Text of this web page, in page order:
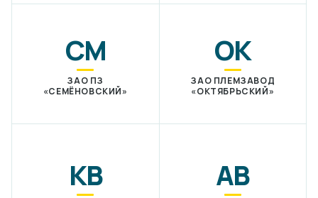
СМ
ЗАО ПЗ
«СЕМЁНОВСКИЙ»
ОК
ЗАО ПЛЕМЗАВОД
«ОКТЯБРЬСКИЙ»
КВ АВ